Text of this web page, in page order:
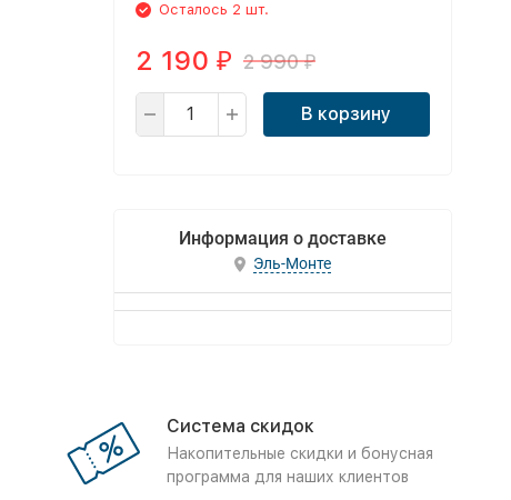
Осталось 2 шт.
2 190 ₽ 2 990₽
В корзину
Информация о доставке
Эль-Монте
Система скидок
Накопительные скидки и бонусная
программа для наших клиентов